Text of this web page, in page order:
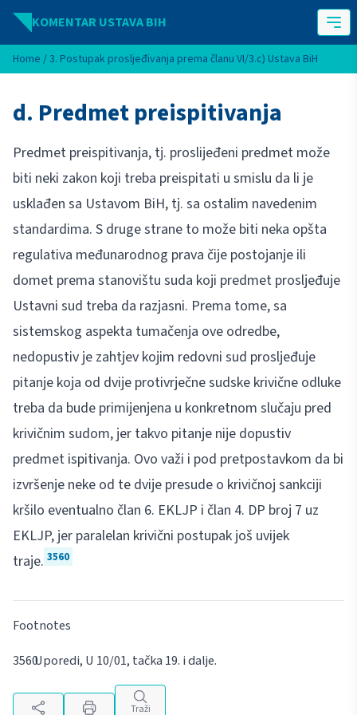
Idi na sadržaj
KOMENTAR USTAVA BIH
Home /3. Postupak prosljeđivanja prema članu VI/3.c) Ustava BiH
d. Predmet preispitivanja
Predmet preispitivanja, tj. proslijeđeni predmet može
biti neki zakon koji treba preispitati u smislu da li je
usklađen sa Ustavom BiH, tj. sa ostalim navedenim
standardima. S druge strane to može biti neka opšta
regulativa međunarodnog prava čije postojanje ili
domet prema stanovištu suda koji predmet prosljeđuje
Ustavni sud treba da razjasni. Prema tome, sa
sistemskog aspekta tumačenja ove odredbe,
nedopustiv je zahtjev kojim redovni sud prosljeđuje
pitanje koja od dvije protivrječne sudske krivične odluke
treba da bude primijenjena u konkretnom slučaju pred
krivičnim sudom, jer takvo pitanje nije dopustiv
predmet ispitivanja. Ovo važi i pod pretpostavkom da bi
izvršenje neke od te dvije presude o krivičnoj sankciji
kršilo eventualno član 6. EKLJP i član 4. DP broj 7 uz
EKLJP, jer paralelan krivični postupak još uvijek
traje. 3560
Footnotes
Uporedi, U 10/01, tačka 19. i dalje.
Traži